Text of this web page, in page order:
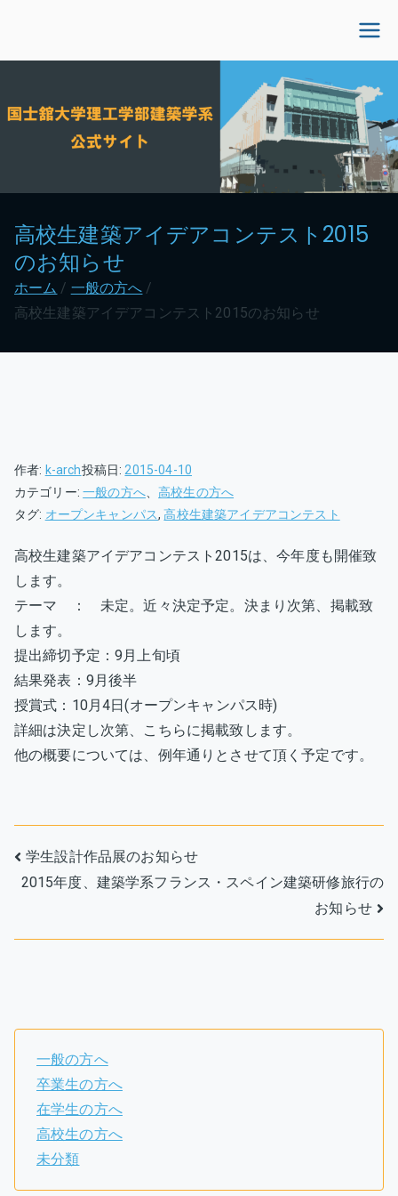
を
キ
国士舘大学理工学部建
築学系公式サイト
高校生建築アイデアコンテスト2015
のお知らせ
ホーム
一般の方へ
高校生建築アイデアコンテスト2015のお知らせ
作者: k-arch投稿日:2015-04-10
カテゴリー:一般の方へ、高校生の方へ
タグ: オープンキャンパス,高校生建築アイデアコンテスト
高校生建築アイデアコンテスト2015は、今年度も開催致
します。
テーマ ： 未定。近々決定予定。決まり次第、掲載致
します。
提出締切予定：9月上旬頃
結果発表：9月後半
授賞式：10月4日(オープンキャンパス時)
詳細は決定し次第、こちらに掲載致します。
他の概要については、例年通りとさせて頂く予定です。
投
稿
ナ
ー
シ
ョ
ン
学生設計作品展のお知らせ
2015年度、建築学系フランス・スペイン建築研修旅行の
お知らせ
一般の方へ
卒業生の方へ
在学生の方へ
高校生の方へ
未分類